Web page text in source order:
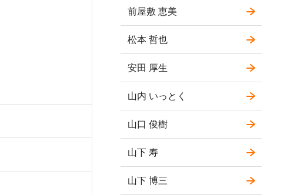
前屋敷 恵美
松本 哲也
安田 厚生
山内 いっとく
山口 俊樹
山下 寿
山下 博三